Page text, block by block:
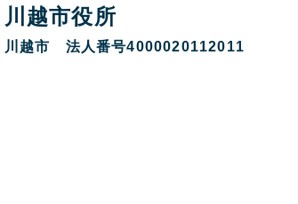
川越市役所
川越市 法人番号4000020112011